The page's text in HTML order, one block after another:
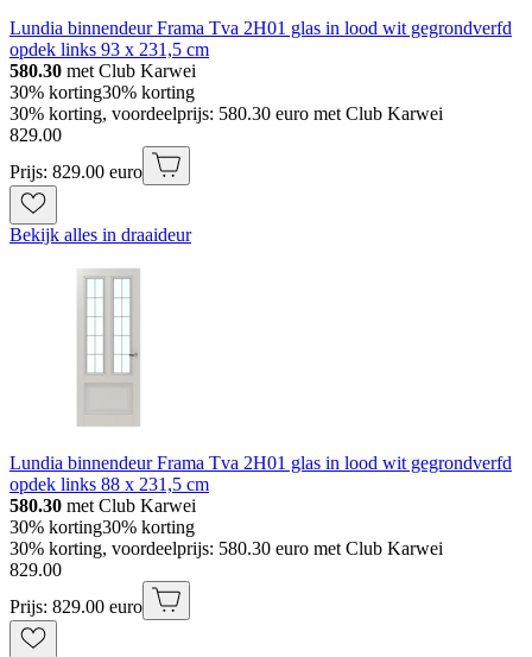
Lundia binnendeur Frama Tva 2H01 glas in lood wit gegrondverfd
opdek links 93 x 231,5 cm
580.30 met Club Karwei
30% korting30% korting
30% korting, voordeelprijs: 580.30 euro met Club Karwei
829.00
Prijs: 829.00 euro
Bekijk alles in draaideur
Lundia binnendeur Frama Tva 2H01 glas in lood wit gegrondverfd
opdek links 88 x 231,5 cm
580.30 met Club Karwei
30% korting30% korting
30% korting, voordeelprijs: 580.30 euro met Club Karwei
829.00
Prijs: 829.00 euro